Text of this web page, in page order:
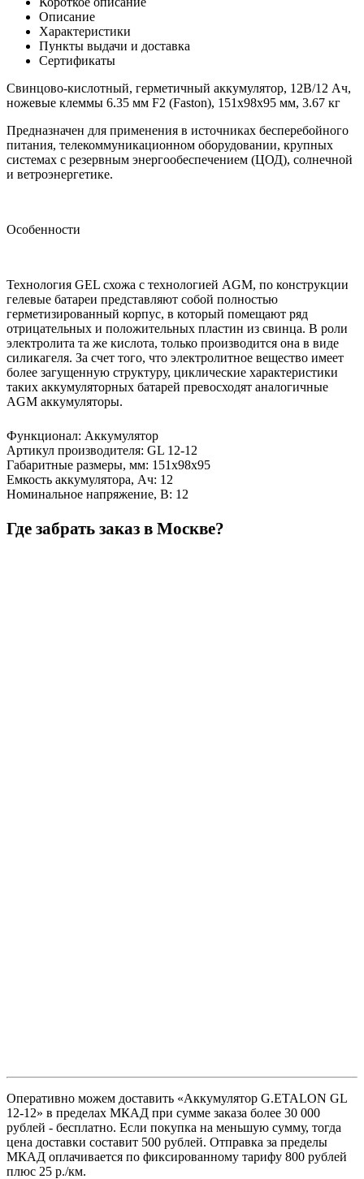
Описание
Характеристики
Пункты выдачи и доставка
Сертификаты
Свинцово-кислотный, герметичный аккумулятор, 12В/12 Ач,
ножевые клеммы 6.35 мм F2 (Faston), 151х98х95 мм, 3.67 кг
Предназначен для применения в источниках бесперебойного
питания, телекоммуникационном оборудовании, крупных
системах с резервным энергообеспечением (ЦОД), солнечной
и ветроэнергетике.
Особенности
Технология GEL схожа с технологией AGM, по конструкции
гелевые батареи представляют собой полностью
герметизированный корпус, в который помещают ряд
отрицательных и положительных пластин из свинца. В роли
электролита та же кислота, только производится она в виде
силикагеля. За счет того, что электролитное вещество имеет
более загущенную структуру, циклические характеристики
таких аккумуляторных батарей превосходят аналогичные
AGM аккумуляторы.
Функционал: Аккумулятор
Артикул производителя: GL 12-12
Габаритные размеры, мм: 151х98х95
Емкость аккумулятора, Ач: 12
Номинальное напряжение, В: 12
Где забрать заказ в Москве?
Оперативно можем доставить «Аккумулятор G.ETALON GL
12-12» в пределах МКАД при сумме заказа более 30 000
рублей - бесплатно. Если покупка на меньшую сумму, тогда
цена доставки составит 500 рублей. Отправка за пределы
МКАД оплачивается по фиксированному тарифу 800 рублей
плюс 25 р./км.